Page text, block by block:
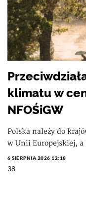
klimatu w
NFOŚiGW
Polska należy do
w Unii Europejskiej, a
6 SIERPNIA 2026 12:18
38